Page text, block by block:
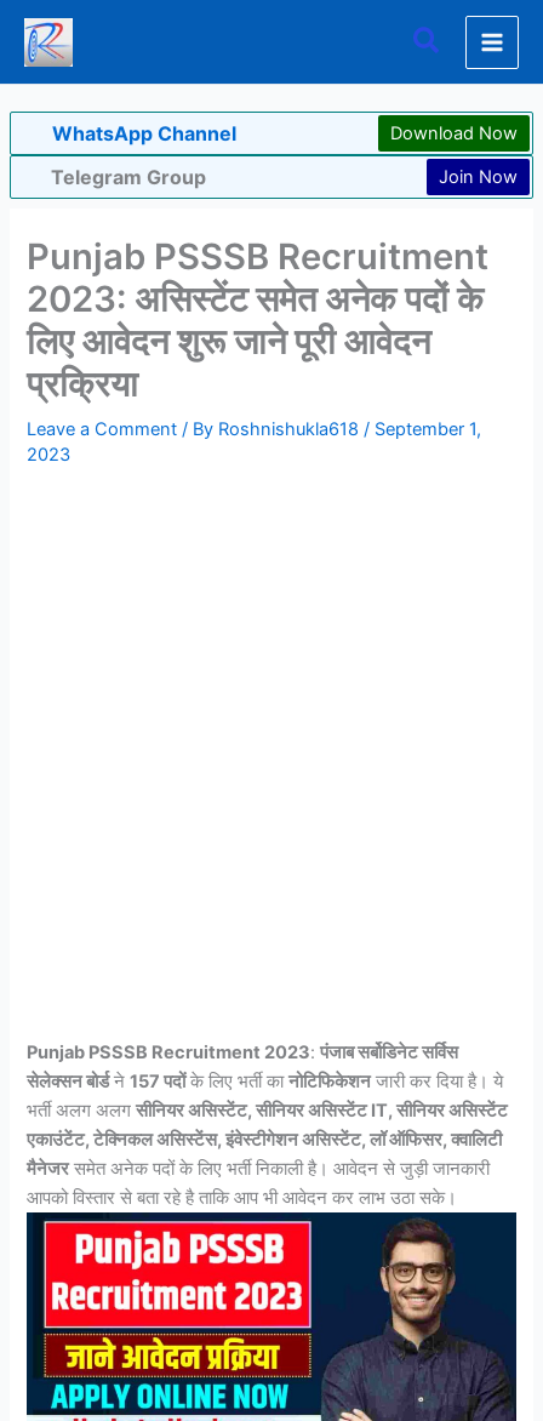
Skip
content
Search
WhatsApp Channel Download Now
Telegram Group Join Now
Punjab PSSSB Recruitment
2023: असिस्टेंट समेत अनेक पदों के
लिए आवेदन शुरू जाने पूरी आवेदन
प्रक्रिया
Leave a Comment / By Roshnishukla618/ September 1,
2023
Punjab PSSSB Recruitment 2023:पंजाब सर्बोडिनेट सर्विस
सेलेक्सन बोर्डने157 पदोंके लिए भर्ती कानोटिफिकेशनजारी कर दिया है। ये
भर्ती अलग अलगसीनियर असिस्टेंट, सीनियर असिस्टेंट IT, सीनियर असिस्टेंट
एकाउंटेंट, टेक्निकल असिस्टेंस, इंवेस्टीगेशन असिस्टेंट, लॉ ऑफिसर, क्वालिटी
मैनेजरसमेत अनेक पदों के लिए भर्ती निकाली है। आवेदन से जुड़ी जानकारी
आपको विस्तार से बता रहे है ताकि आप भी आवेदन कर लाभ उठा सके।